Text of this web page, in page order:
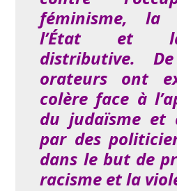
féminisme, la
l’État et
distributive.
orateurs ont
colère face à
du judaïsme et
par des
dans le but de
racisme et la